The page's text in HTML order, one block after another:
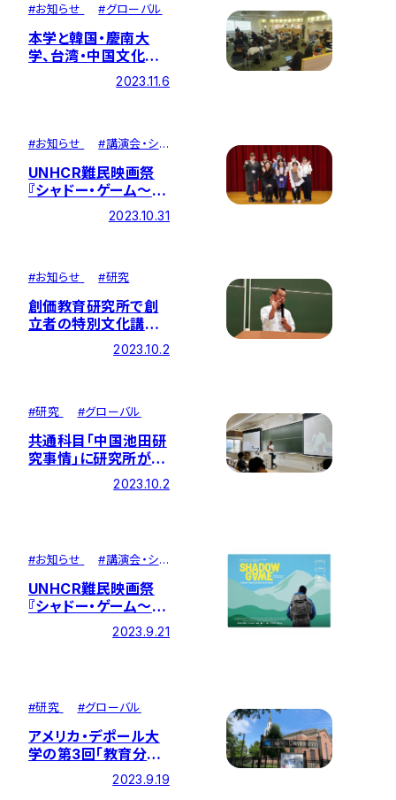
#お知らせ #グローバル
本学と韓国・慶南大
学、台湾・中国文化大
学が共催する国際シン
ポジウム「ピースフォ
2023.11.6
#お知らせ #講演会・シ
UNHCR難民映画祭
『シャドー・ゲーム～生
死をかけた挑戦』の上
映会を本学で開催しま
2023.10.31
#お知らせ #研究
創価教育研究所で創
立者の特別文化講座
20周年を記念する講
2023.10.2
#研究 #グローバル
共通科目｢中国池田研
究事情｣に研究所が協
2023.10.2
#お知らせ #講演会・シ
UNHCR難民映画祭
『シャドー・ゲーム～生
死をかけた挑戦』上映
会を本学で開催 ※
2023.9.21
#研究 #グローバル
アメリカ・デポール大
学の第3回「教育分野
における池田・創価研
究国際会議」で本研究
2023.9.19